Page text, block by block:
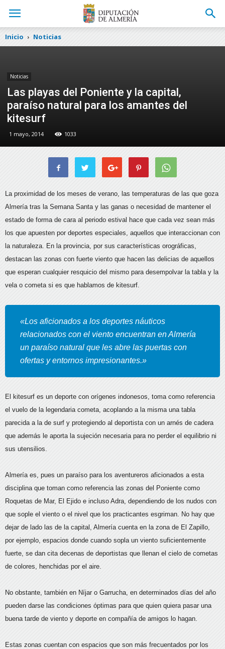
Inicio Noticias
Noticias
Las playas del Poniente y la capital,
paraíso natural para los amantes del
kitesurf
1 mayo, 2014 1033
La proximidad de los meses de verano, las temperaturas de las que goza
Almería tras la Semana Santa y las ganas o necesidad de mantener el
estado de forma de cara al periodo estival hace que cada vez sean más
los que apuesten por deportes especiales, aquellos que interaccionan con
la naturaleza. En la provincia, por sus características orográficas,
destacan las zonas con fuerte viento que hacen las delicias de aquellos
que esperan cualquier resquicio del mismo para desempolvar la tabla y la
vela o cometa si es que hablamos de kitesurf.
«Los aficionados a los deportes náuticos
relacionados con el viento encuentran en Almería
un paraíso natural que les abre las puertas con
ofertas y entornos impresionantes.»
El kitesurf es un deporte con orígenes indonesos, toma como referencia
el vuelo de la legendaria cometa, acoplando a la misma una tabla
parecida a la de surf y protegiendo al deportista con un arnés de cadera
que además le aporta la sujeción necesaria para no perder el equilibrio ni
sus utensilios.
Almería es, pues un paraíso para los aventureros aficionados a esta
disciplina que toman como referencia las zonas del Poniente como
Roquetas de Mar, El Ejido e incluso Adra, dependiendo de los nudos con
que sople el viento o el nivel que los practicantes esgriman. No hay que
dejar de lado las de la capital, Almería cuenta en la zona de El Zapillo,
por ejemplo, espacios donde cuando sopla un viento suficientemente
fuerte, se dan cita decenas de deportistas que llenan el cielo de cometas
de colores, henchidas por el aire.
No obstante, también en Níjar o Garrucha, en determinados días del año
pueden darse las condiciones óptimas para que quien quiera pasar una
buena tarde de viento y deporte en compañía de amigos lo hagan.
Estas zonas cuentan con espacios que son más frecuentados por los